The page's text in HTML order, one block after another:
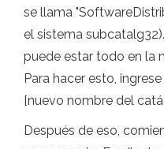
se llama
el sistema
puede estar todo en la
Para hacer esto,
[nuevo nombre del
Después de eso,